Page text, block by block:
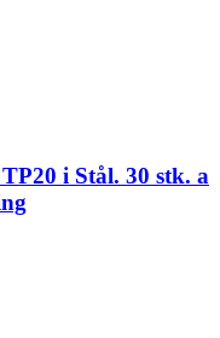
i Stål. 30 stk. a